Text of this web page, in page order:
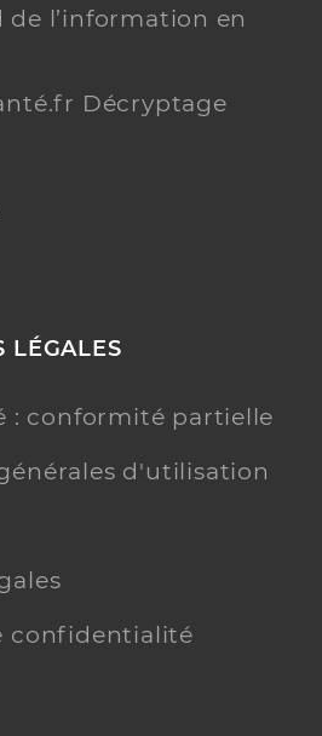
de l’information en
Décryptage
LÉGALES
: conformité partielle
d'utilisation
confidentialité